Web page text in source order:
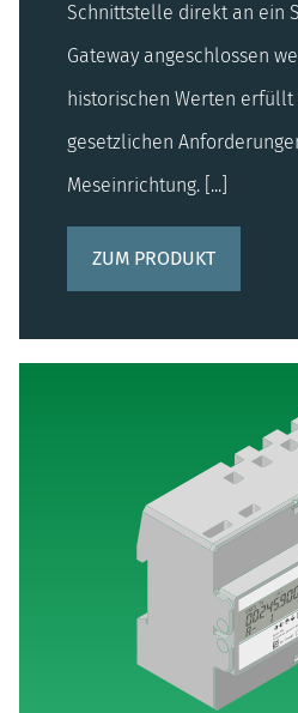
Schnittstelle direkt an ein
Gateway angeschlossen
historischen Werten erfüllt
gesetzlichen
Meseinrichtung. [...]
ZUM PRODUKT